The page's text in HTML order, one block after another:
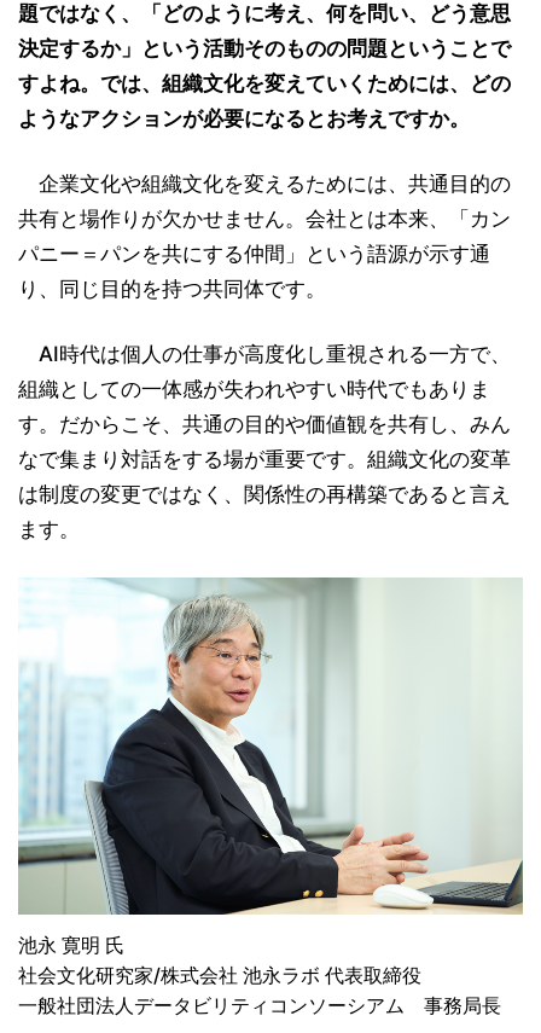
題ではなく、「どのように考え、何を問い、どう意思
決定するか」という活動そのものの問題ということで
すよね。では、組織文化を変えていくためには、どの
ようなアクションが必要になるとお考えですか。
企業文化や組織文化を変えるためには、共通目的の
共有と場作りが欠かせません。会社とは本来、「カン
パニー＝パンを共にする仲間」という語源が示す通
り、同じ目的を持つ共同体です。
AI時代は個人の仕事が高度化し重視される一方で、
組織としての一体感が失われやすい時代でもありま
す。だからこそ、共通の目的や価値観を共有し、みん
なで集まり対話をする場が重要です。組織文化の変革
は制度の変更ではなく、関係性の再構築であると言え
ます。
池永 寛明 氏
社会文化研究家/株式会社 池永ラボ 代表取締役
一般社団法人データビリティコンソーシアム 事務局長